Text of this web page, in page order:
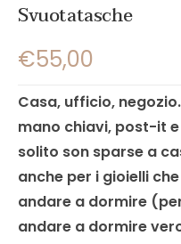
Svuotatasche
€55,00
Casa, ufficio,
mano chiavi, post-it
solito son sparse a
anche per i gioielli
andare a dormire
andare a dormire